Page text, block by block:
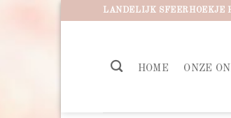
LANDELIJK SFEERHOEKJE
HOME ONZE